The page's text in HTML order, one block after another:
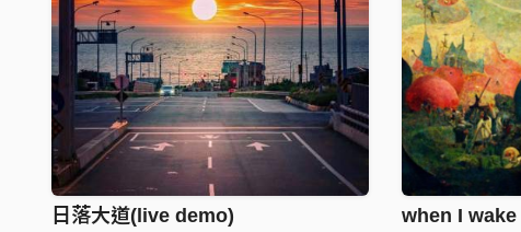
日落大道(live demo) when I